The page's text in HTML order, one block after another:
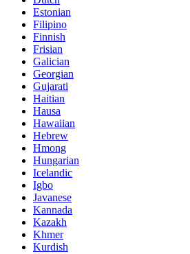
Estonian
Filipino
Finnish
Frisian
Galician
Georgian
Gujarati
Haitian
Hausa
Hawaiian
Hebrew
Hmong
Hungarian
Icelandic
Igbo
Javanese
Kannada
Kazakh
Khmer
Kurdish